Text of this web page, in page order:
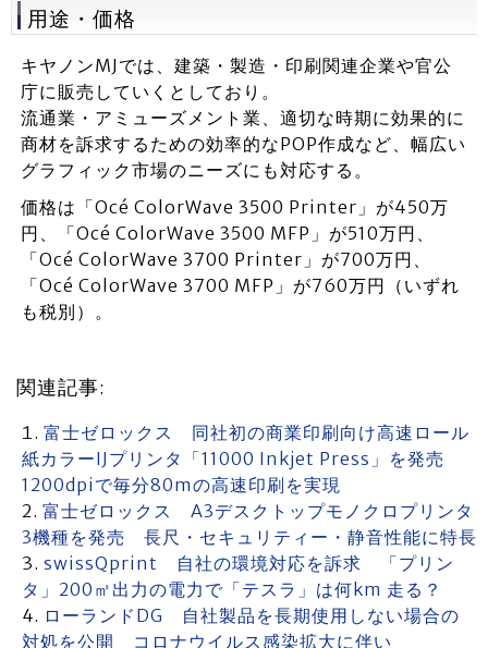
用途・価格
キヤノンMJでは、建築・製造・印刷関連企業や官公
庁に販売していくとしており。
流通業・アミューズメント業、適切な時期に効果的に
商材を訴求するための効率的なPOP作成など、幅広い
グラフィック市場のニーズにも対応する。
価格は「Océ ColorWave 3500 Printer」が450万
円、「Océ ColorWave 3500 MFP」が510万円、
「Océ ColorWave 3700 Printer」が700万円、
「Océ ColorWave 3700 MFP」が760万円（いずれ
も税別）。
関連記事:
富士ゼロックス 同社初の商業印刷向け高速ロール
紙カラーIJプリンタ「11000 Inkjet Press」を発売
1200dpiで毎分80mの高速印刷を実現
富士ゼロックス A3デスクトップモノクロプリンタ
3機種を発売 長尺・セキュリティー・静音性能に特長
swissQprint 自社の環境対応を訴求 「プリン
タ」200㎡出力の電力で「テスラ」は何km 走る？
ローランドDG 自社製品を長期使用しない場合の
対処を公開 コロナウイルス感染拡大に伴い